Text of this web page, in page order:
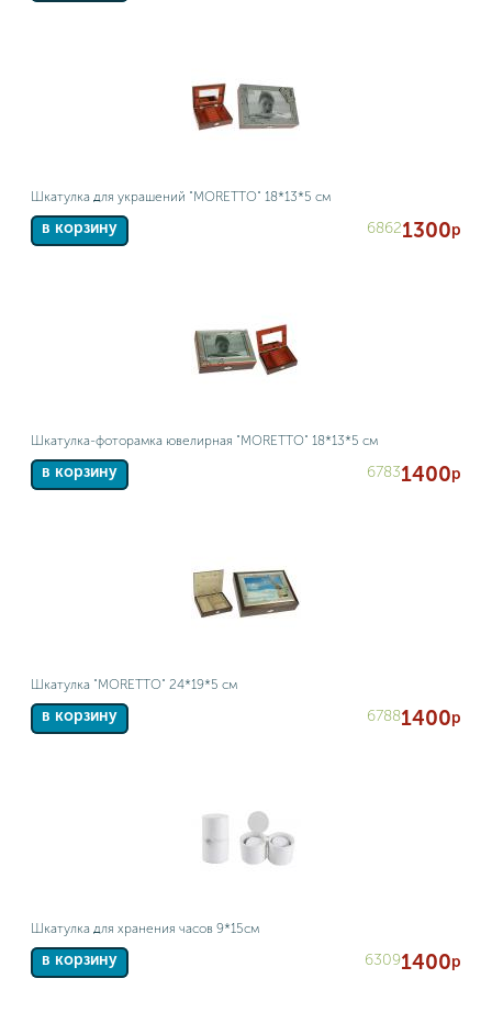
Шкатулка для украшений "MORETTO" 18*13*5 см
в корзину 68621300р
Шкатулка-фоторамка ювелирная "MORETTO" 18*13*5 см
в корзину 67831400р
Шкатулка "MORETTO" 24*19*5 см
в корзину 67881400р
Шкатулка для хранения часов 9*15см
в корзину 63091400р